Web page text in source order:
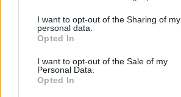
I want to opt-out of the Sharing of my
personal data.
Opted In
I want to opt-out of the Sale of my
Personal Data.
Opted In